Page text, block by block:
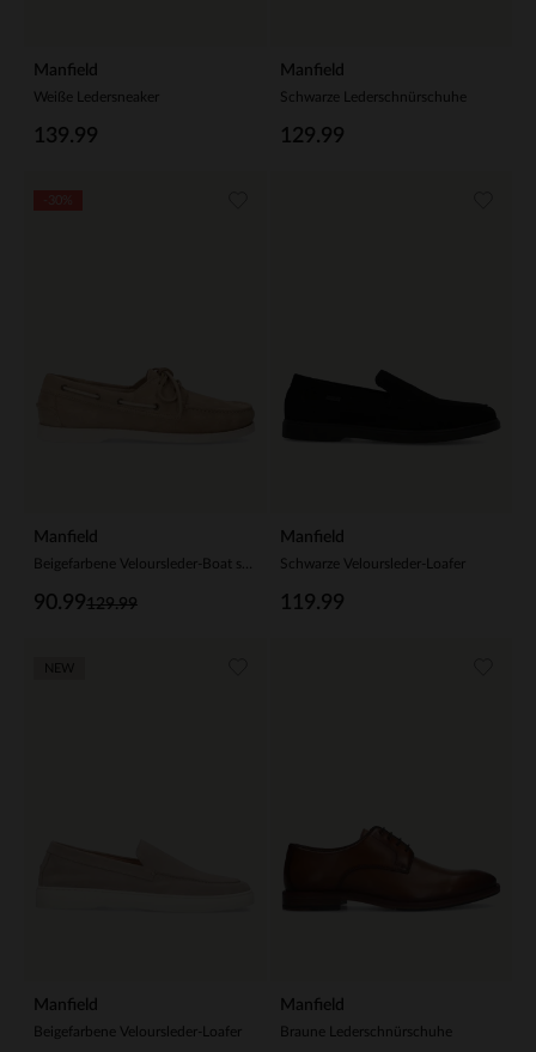
Manfield
Weiße Ledersneaker
139.99
Manfield
Schwarze Lederschnürschuhe
129.99
Manfield
129.99
90.99
Manfield
Schwarze Veloursleder-Loafer
119.99
Manfield
Beigefarbene Veloursleder-Loafer
Manfield
Braune Lederschnürschuhe